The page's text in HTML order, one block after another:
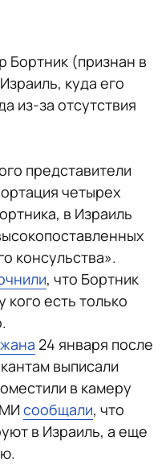
Бортник (признан в
куда его
из-за отсутствия
представители
четырех
в Израиль
консульства».
, что Бортник
кого есть только
24 января после
выписали
в камеру
сообщали, что
в Израиль, а еще